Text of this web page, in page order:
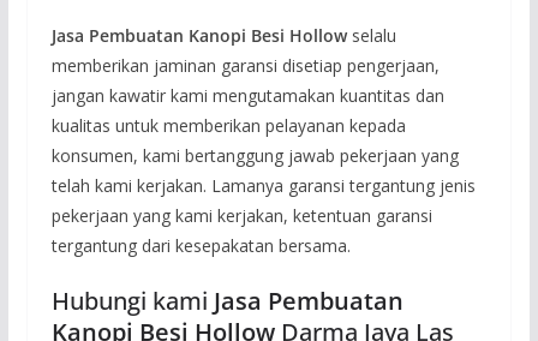
Jasa Pembuatan Kanopi Besi Hollowselalu
memberikan jaminan garansi disetiap pengerjaan,
jangan kawatir kami mengutamakan kuantitas dan
kualitas untuk memberikan pelayanan kepada
konsumen, kami bertanggung jawab pekerjaan yang
telah kami kerjakan. Lamanya garansi tergantung jenis
pekerjaan yang kami kerjakan, ketentuan garansi
tergantung dari kesepakatan bersama.
Hubungi kami Jasa Pembuatan
Kanopi Besi HollowDarma Jaya Las